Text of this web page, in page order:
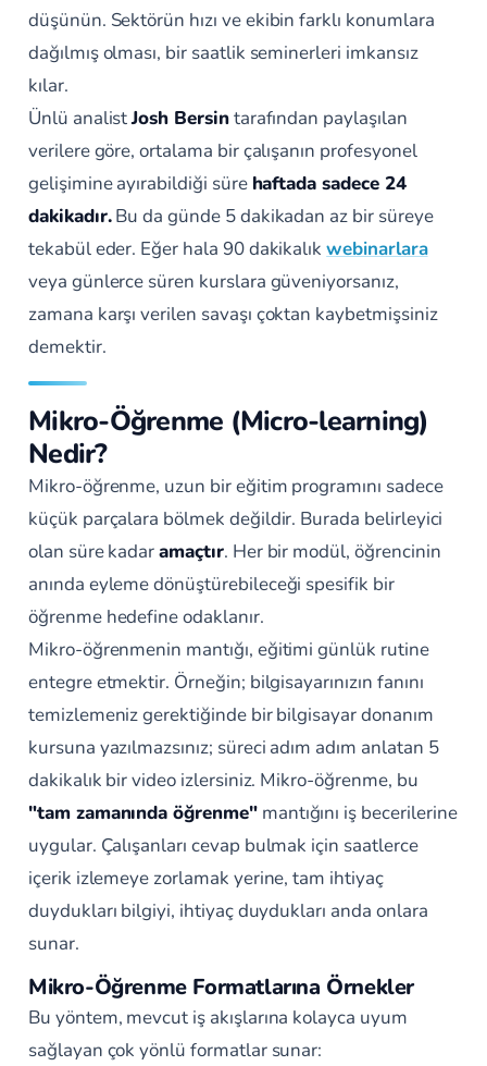
düşünün. Sektörün hızı ve ekibin farklı konumlara
dağılmış olması, bir saatlik seminerleri imkansız
kılar.
Ünlü analistJosh Bersintarafından paylaşılan
verilere göre, ortalama bir çalışanın profesyonel
gelişimine ayırabildiği süre haftada sadece 24
dakikadır.Bu da günde 5 dakikadan az bir süreye
tekabül eder. Eğer hala 90 dakikalıkwebinarlara
veya günlerce süren kurslara güveniyorsanız,
zamana karşı verilen savaşı çoktan kaybetmişsiniz
demektir.
Mikro-Öğrenme (Micro-learning)
Nedir?
Mikro-öğrenme, uzun bir eğitim programını sadece
küçük parçalara bölmek değildir. Burada belirleyici
olan süre kadaramaçtır. Her bir modül, öğrencinin
anında eyleme dönüştürebileceği spesifik bir
öğrenme hedefine odaklanır.
Mikro-öğrenmenin mantığı, eğitimi günlük rutine
entegre etmektir. Örneğin; bilgisayarınızın fanını
temizlemeniz gerektiğinde bir bilgisayar donanım
kursuna yazılmazsınız; süreci adım adım anlatan 5
dakikalık bir video izlersiniz. Mikro-öğrenme, bu
"tam zamanında öğrenme"mantığını iş becerilerine
uygular. Çalışanları cevap bulmak için saatlerce
içerik izlemeye zorlamak yerine, tam ihtiyaç
duydukları bilgiyi, ihtiyaç duydukları anda onlara
sunar.
Mikro-Öğrenme Formatlarına Örnekler
Bu yöntem, mevcut iş akışlarına kolayca uyum
sağlayan çok yönlü formatlar sunar: